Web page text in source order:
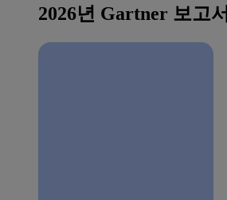
2026년 Gartner 보고서